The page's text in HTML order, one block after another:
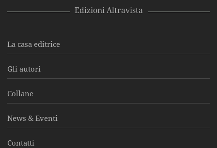
Edizioni Altravista
La casa editrice
Gli autori
Collane
News & Eventi
Contatti